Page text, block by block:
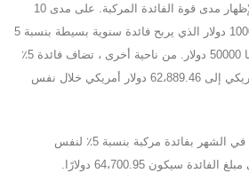
لنلقِ نظرة على مثال بسيط لإظهار مدى قوة الفائدة المركبة. على مدى 10
سنوات ، فإن الإيداع بمبلغ 10000 دولار الذي يربح فائدة سنوية بسيطة بنسبة 5
٪ سيحقق فائدة إجمالية قدرها 50000 دولار. من ناحية أخرى ، تضاف فائدة 5٪
كل عام على 10،000 دولار أمريكي إلى 62،889.46 دولار أمريكي خلال نفس
إذا تم دفع الفائدة مرة واحدة في الشهر بفائدة مركبة بنسبة 5٪ لنفس
سيكون 64،700.95 دولارًا.